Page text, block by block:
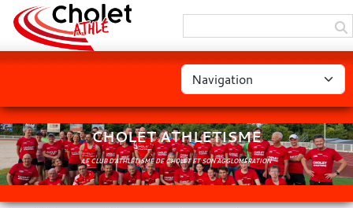
CHOLET ATHLETISME
LE CLUB D'ATHLÉTISME DE CHOLET ET SON AGGLOMÉRATION
Panneau de gestion des cookies